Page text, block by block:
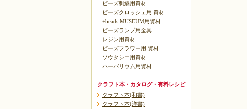
ビーズ刺繍用資材
ビーズクロッシェ用 資材
+beads MUSEUM用資材
ビーズランプ用金具
レジン用資材
ビーズフラワー用 資材
ソウタシエ用資材
ハーバリウム用資材
クラフト本・カタログ・有料レシピ
クラフト本(和書)
クラフト本(洋書)